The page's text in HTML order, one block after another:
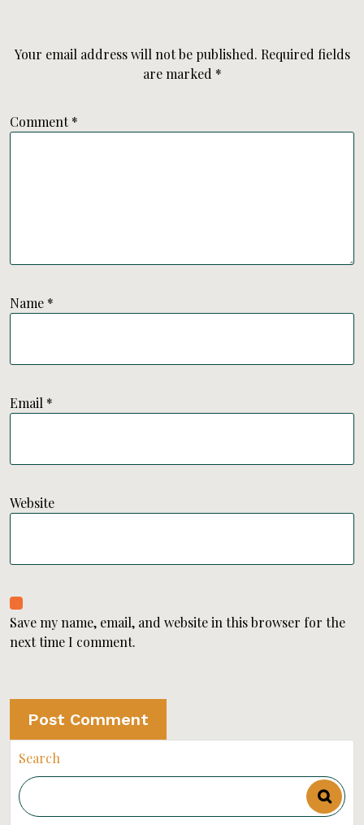
Your email address will not be published. Required fields
are marked *
Comment*
Name *
Email *
Website
Save my name, email, and website in this browser for the
next time I comment.
Search